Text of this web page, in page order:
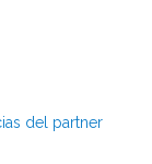
del partner